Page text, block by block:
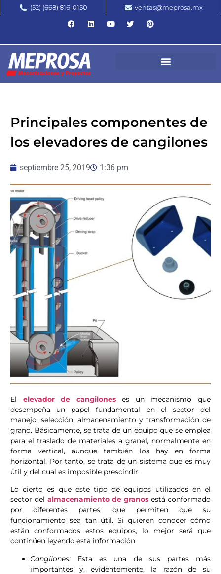
(52) (668) 816-0150 ventas@meprosa.mx
Principales componentes de
los elevadores de cangilones
septiembre 25, 2019 1:36 pm
El elevador de cangiloneses un mecanismo que
desempeña un papel fundamental en el sector del
manejo, selección, almacenamiento y transformación de
grano. Básicamente, se trata de un equipo que se emplea
para el traslado de materiales a granel, normalmente en
forma vertical, aunque también los hay en forma
horizontal. Por tanto, se trata de un sistema que es muy
útil y del cual es imposible prescindir.
Lo cierto es que este tipo de equipos utilizados en el
sector del almacenamiento de granos está conformado
por diferentes partes, que permiten que su
funcionamiento sea tan útil. Si quieren conocer cómo
están conformados estos equipos, lo mejor será que
continúen leyendo esta información.
Cangilones: Esta es una de sus partes más
importantes y, evidentemente, la razón de su